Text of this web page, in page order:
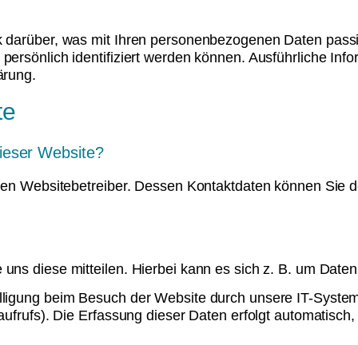
was mit Ihren personenbezogenen Daten
identifiziert werden können. Ausführliche
Website?
Websitebetreiber. Dessen Kontaktdaten können Sie
diese mitteilen. Hierbei kann es sich z. B. um
beim Besuch der Website durch unsere IT-
Die Erfassung dieser Daten erfolgt